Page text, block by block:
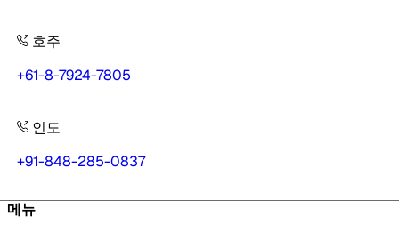
호주
+61-8-7924-7805
인도
+91-848-285-0837
메뉴